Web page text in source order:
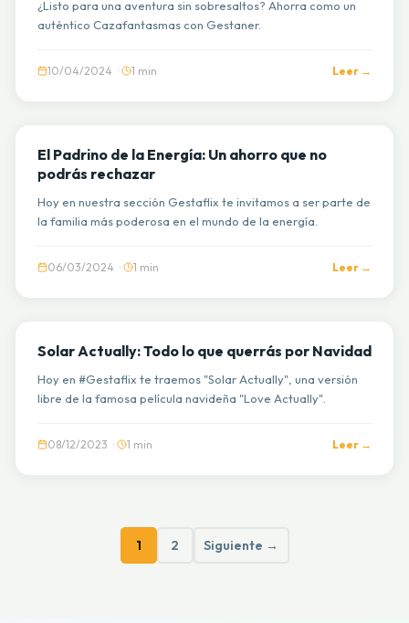
¿Listo para una aventura sin sobresaltos? Ahorra como un
auténtico Cazafantasmas con Gestaner.
10/04/2024 · 1 min Leer →
El Padrino de la Energía: Un ahorro que no
podrás rechazar
Hoy en nuestra sección Gestaflix te invitamos a ser parte de
la familia más poderosa en el mundo de la energía.
06/03/2024 · 1 min Leer →
Solar Actually: Todo lo que querrás por Navidad
Hoy en #Gestaflix te traemos "Solar Actually", una versión
libre de la famosa película navideña "Love Actually".
08/12/2023 · 1 min Leer →
1 2 Siguiente →